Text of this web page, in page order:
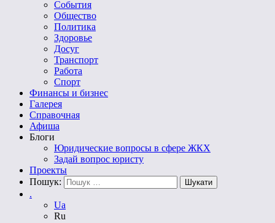
События
Общество
Политика
Здоровье
Досуг
Транспорт
Работа
Спорт
Финансы и бизнес
Галерея
Справочная
Афиша
Блоги
Юридические вопросы в сфере ЖКХ
Задай вопрос юристу
Проекты
Пошук:
.
Ua
Ru